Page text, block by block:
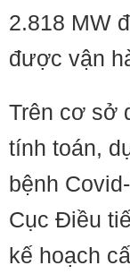
2.818 MW
được vận
Trên cơ sở
tính toán,
bệnh
Cục Điều
kế hoạch